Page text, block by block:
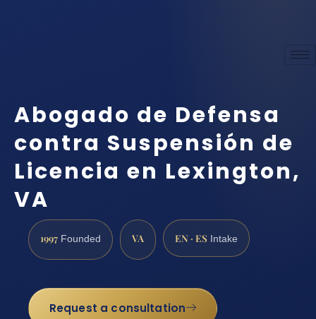
Abogado de Defensa
contra Suspensión de
Licencia en Lexington,
VA
1997 Founded VA EN · ES Intake
Request a consultation